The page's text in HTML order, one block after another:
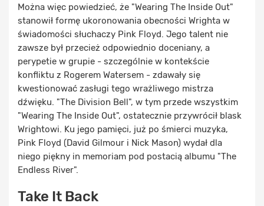
Można więc powiedzieć, że "Wearing The Inside Out"
stanowił formę ukoronowania obecności Wrighta w
świadomości słuchaczy Pink Floyd. Jego talent nie
zawsze był przecież odpowiednio doceniany, a
perypetie w grupie - szczególnie w kontekście
konfliktu z Rogerem Watersem - zdawały się
kwestionować zasługi tego wrażliwego mistrza
dźwięku. "The Division Bell", w tym przede wszystkim
"Wearing The Inside Out", ostatecznie przywrócił blask
Wrightowi. Ku jego pamięci, już po śmierci muzyka,
Pink Floyd (David Gilmour i Nick Mason) wydał dla
niego piękny in memoriam pod postacią albumu "The
Endless River".
Take It Back